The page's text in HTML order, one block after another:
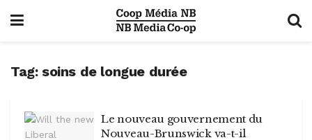
Tag: soins de longue durée
Le nouveau gouvernement du
Nouveau-Brunswick va-t-il